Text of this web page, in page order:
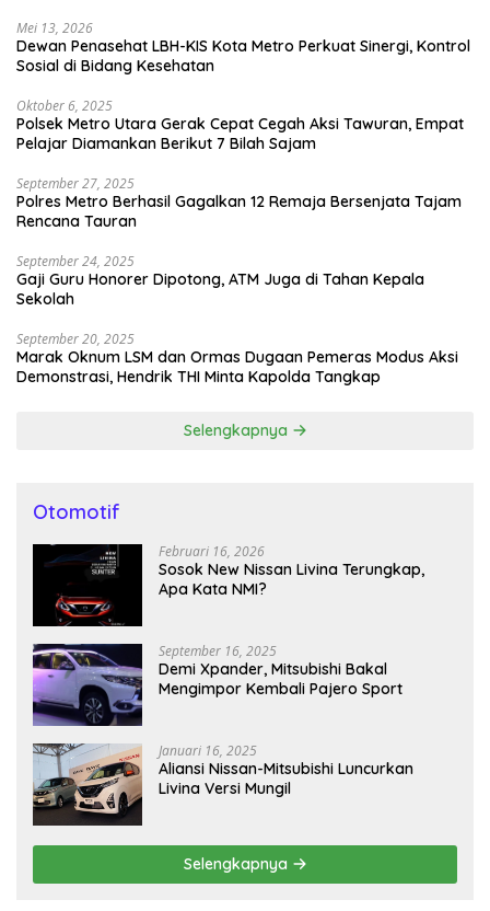
Mei 13, 2026
Dewan Penasehat LBH-KIS Kota Metro Perkuat Sinergi, Kontrol
Sosial di Bidang Kesehatan
Oktober 6, 2025
Polsek Metro Utara Gerak Cepat Cegah Aksi Tawuran, Empat
Pelajar Diamankan Berikut 7 Bilah Sajam
September 27, 2025
Polres Metro Berhasil Gagalkan 12 Remaja Bersenjata Tajam
Rencana Tauran
September 24, 2025
Gaji Guru Honorer Dipotong, ATM Juga di Tahan Kepala
Sekolah
September 20, 2025
Marak Oknum LSM dan Ormas Dugaan Pemeras Modus Aksi
Demonstrasi, Hendrik THI Minta Kapolda Tangkap
Selengkapnya
Otomotif
Februari 16, 2026
Sosok New Nissan Livina Terungkap,
Apa Kata NMI?
September 16, 2025
Demi Xpander, Mitsubishi Bakal
Mengimpor Kembali Pajero Sport
Januari 16, 2025
Aliansi Nissan-Mitsubishi Luncurkan
Livina Versi Mungil
Selengkapnya